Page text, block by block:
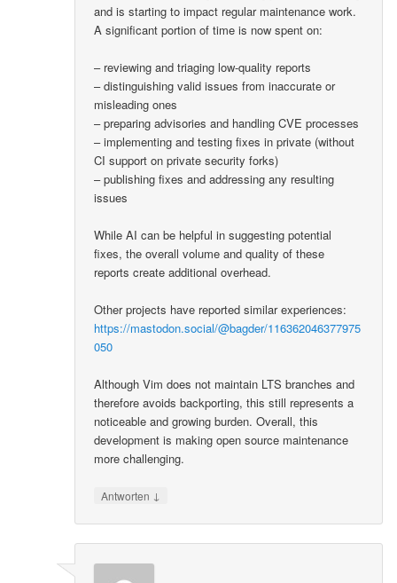
and is starting to impact regular maintenance work.
A significant portion of time is now spent on:
– reviewing and triaging low-quality reports
– distinguishing valid issues from inaccurate or
misleading ones
– preparing advisories and handling CVE processes
– implementing and testing fixes in private (without
CI support on private security forks)
– publishing fixes and addressing any resulting
issues
While AI can be helpful in suggesting potential
fixes, the overall volume and quality of these
reports create additional overhead.
Other projects have reported similar experiences:
https://mastodon.social/@bagder/116362046377975
050
Although Vim does not maintain LTS branches and
therefore avoids backporting, this still represents a
noticeable and growing burden. Overall, this
development is making open source maintenance
more challenging.
Antworten ↓